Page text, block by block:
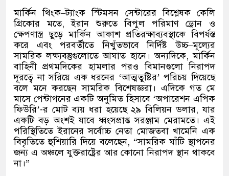
মার্কিন থিংক–ট্যাংক স্টিমসন সেন্টারের বিশ্লেষক কেলি
গ্রিকোর মতে,ইরান শুরুতে বিপুল পরিমাণ ড্রোন ও
ক্ষেপণাস্ত্র ছুড়ে মার্কিন আকাশ প্রতিরক্ষাব্যবস্থাকে বিপর্যস্ত
করে এবং পরবর্তীতে নিখুঁতভাবে নির্দিষ্ট উচ্চ–মূল্যের
সামরিক লক্ষ্যবস্তুগুলোতে আঘাত হানে। অন্যদিকে,মার্কিন
বাহিনী প্রথমদিকের হামলার পরও বিমানগুলো নিরাপদ
দূরত্বে না সরিয়ে এক ধরনের ‘আত্মতুষ্টির’পরিচয় দিয়েছে
বলে মনে করছেন সামরিক বিশেষজ্ঞরা। এদিকে গত মে
মাসে পেন্টাগনের একটি অনুমিত হিসাবে‘অপারেশন এপিক
ফিউরি’-র মোট ব্যয় ধরা হয়েছে ২৯ বিলিয়ন ডলার,যার
একটি বড় অংশই যাবে ধ্বংসপ্রাপ্ত সরঞ্জাম মেরামতে। এই
পরিস্থিতিতে ইরানের সর্বোচ্চ নেতা মোজতবা খামেনি এক
বিবৃতিতে হুশিয়ারি দিয়ে বলেছেন, “সামরিক ঘাঁটি স্থাপনের
জন্য এ অঞ্চলে যুক্তরাষ্ট্রের আর কোনো নিরাপদ স্থান থাকবে
না।”